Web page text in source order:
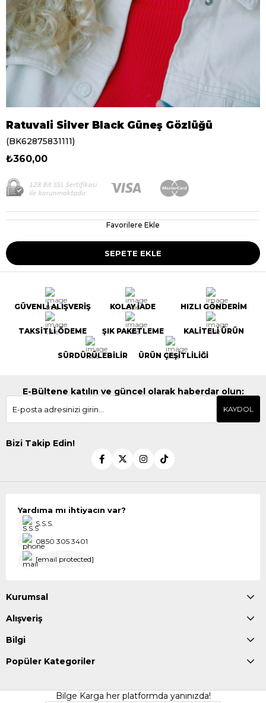
Ratuvali Silver Black Güneş Gözlüğü
(BK62875831111)
₺360,00
Favorilere Ekle
GÜVENLİ ALIŞVERİŞ KOLAY İADE HIZLI GÖNDERİM
TAKSİTLİ ÖDEME ŞIK PAKETLEME KALİTELİ ÜRÜN
SÜRDÜRÜLEBİLİR ÜRÜN ÇEŞİTLİLİĞİ
E-Bültene katılın ve güncel olarak haberdar olun:
KAYDOL
Bizi Takip Edin!
Yardıma mı ihtiyacın var?
S.S.S.
0850 305 3401
[email protected]
Kurumsal
Alışveriş
Bilgi
Popüler Kategoriler
Bilge Karga her platformda yanınızda!